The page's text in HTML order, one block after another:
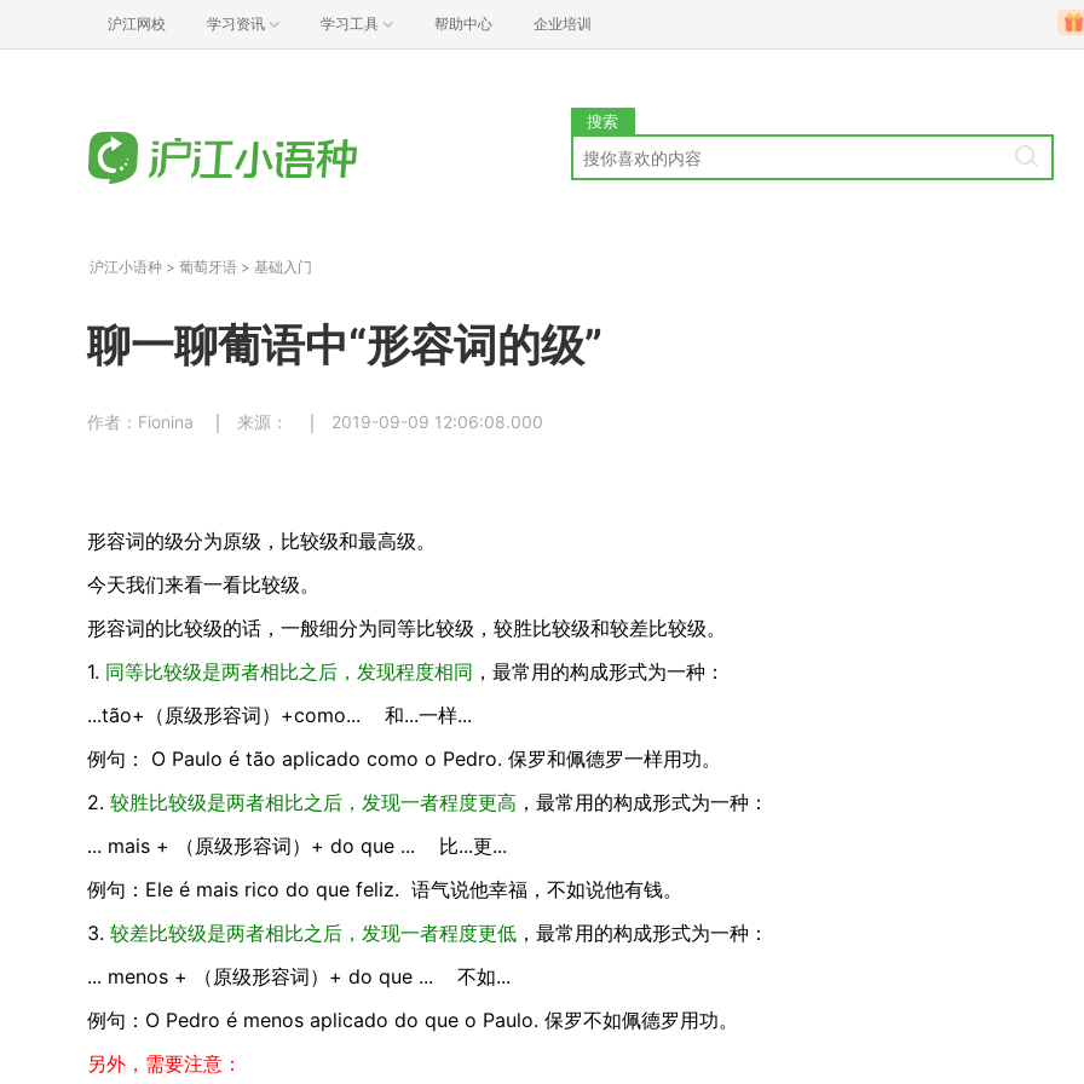
沪江网校 学习资讯 学习工具 帮助中心 企业培训
搜索
沪江小语种 > 葡萄牙语 > 基础入门
聊一聊葡语中“形容词的级”
作者：Fionina 来源： 2019-09-09 12:06:08.000
形容词的级分为原级，比较级和最高级。
今天我们来看一看比较级。
形容词的比较级的话，一般细分为同等比较级，较胜比较级和较差比较级。
1. 同等比较级是两者相比之后，发现程度相同 ，最常用的构成形式为一种：
...tão+（原级形容词）+como... 和...一样...
例句： O Paulo é tão aplicado como o Pedro. 保罗和佩德罗一样用功。
2. 较胜比较级是两者相比之后，发现一者程度更高 ，最常用的构成形式为一种：
... mais + （原级形容词）+ do que ... 比...更...
例句：Ele é mais rico do que feliz. 语气说他幸福，不如说他有钱。
3. 较差比较级是两者相比之后，发现一者程度更低 ，最常用的构成形式为一种：
... menos + （原级形容词）+ do que ... 不如...
例句：O Pedro é menos aplicado do que o Paulo. 保罗不如佩德罗用功。
另外，需要注意：